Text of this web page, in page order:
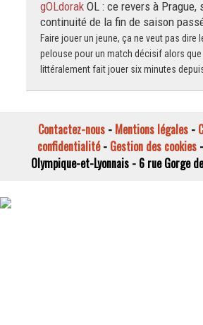
gOLdorak OL : ce revers à Prague,
continuité de la fin de saison
Faire jouer un jeune, ça ne veut pas dire
pelouse pour un match décisif alors
littéralement fait jouer six minutes depuis
Contactez-nous - Mentions légales -
confidentialité- Gestion des cookies-
Olympique-et-Lyonnais - 6 rue Gorge